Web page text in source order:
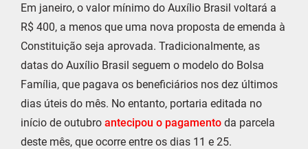
Em janeiro, o valor mínimo do Auxílio Brasil voltará a
R$ 400, a menos que uma nova proposta de emenda à
Constituição seja aprovada. Tradicionalmente, as
datas do Auxílio Brasil seguem o modelo do Bolsa
Família, que pagava os beneficiários nos dez últimos
dias úteis do mês. No entanto, portaria editada no
início de outubro antecipou o pagamento da parcela
deste mês, que ocorre entre os dias 11 e 25.